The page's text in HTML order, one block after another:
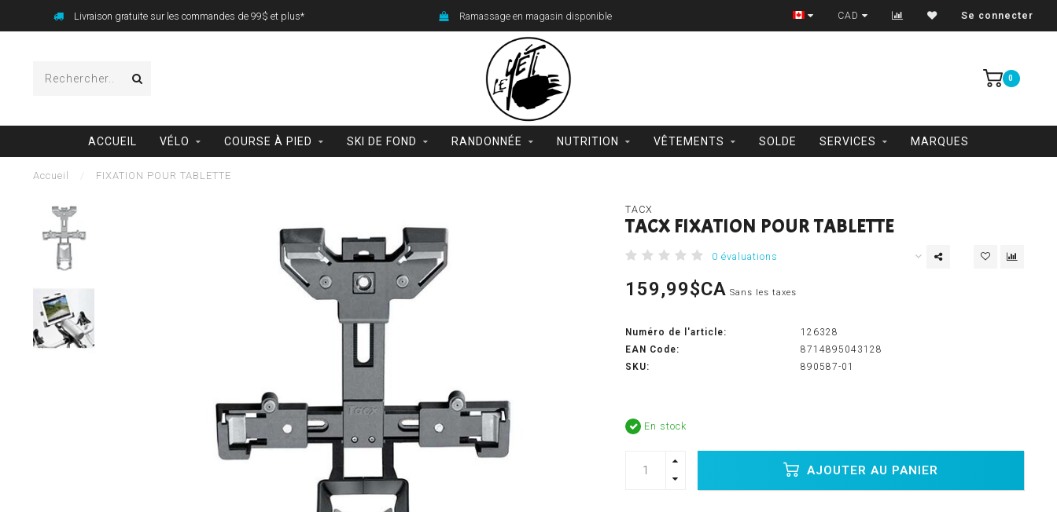
Livraison gratuite sur les commandes de 99$ et plus* Ramassage en magasin disponible Trois-Rivières et Shawinigan
CAD Se connecter
0
ACCUEIL VÉLO COURSE À PIED SKI DE FOND RANDONNÉE NUTRITION VÊTEMENTS SOLDE SERVICES MARQUES
Accueil FIXATION POUR TABLETTE
TACX
TACX FIXATION POUR TABLETTE
0 évaluations
159,99$CA Sans les taxes
Numéro de l'article:
126328
EAN Code:
8714895043128
SKU:
890587-01
En stock
AJOUTER AU PANIER